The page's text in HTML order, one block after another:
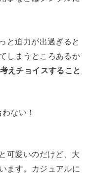
と迫力が出過ぎると
しまうところあるか
えチョイスすること
ない！
可愛いのだけど、大
ます。カジュアルに